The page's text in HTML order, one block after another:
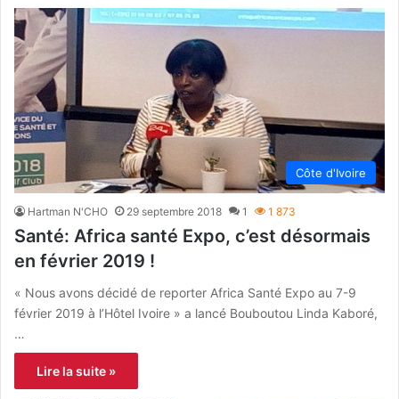
Côte d'Ivoire
Hartman N'CHO 29 septembre 2018 1 1 873
Santé: Africa santé Expo, c’est désormais
en février 2019 !
« Nous avons décidé de reporter Africa Santé Expo au 7-9
février 2019 à l’Hôtel Ivoire » a lancé Bouboutou Linda Kaboré,
…
Lire la suite »